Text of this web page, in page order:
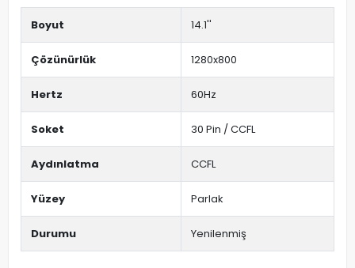
Boyut 14.1''
Çözünürlük 1280x800
Hertz 60Hz
Soket 30 Pin / CCFL
Aydınlatma CCFL
Yüzey Parlak
Durumu Yenilenmiş